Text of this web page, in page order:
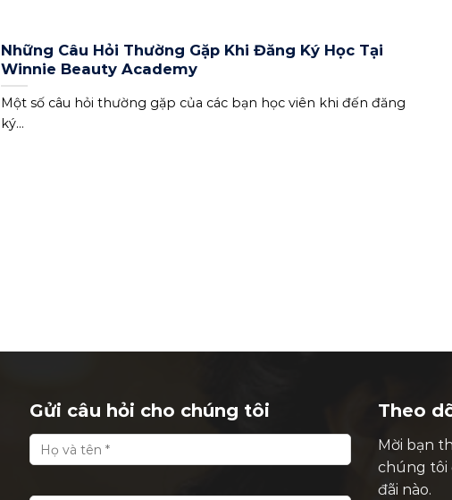
Những Câu Hỏi Thường Gặp Khi Đăng Ký Học Tại
Winnie Beauty Academy
Một số câu hỏi thường gặp của các bạn học viên khi đến đăng
ký...
Gửi câu hỏi cho chúng tôi Theo
Mời bạn
chúng tôi
đãi nào.